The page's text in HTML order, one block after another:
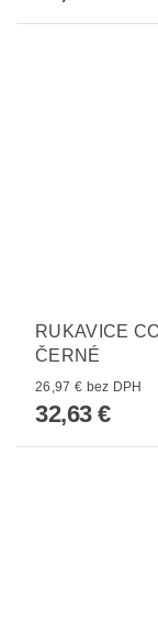
RUKAVICE
ČERNÉ
26,97 € bez DPH
32,63 €